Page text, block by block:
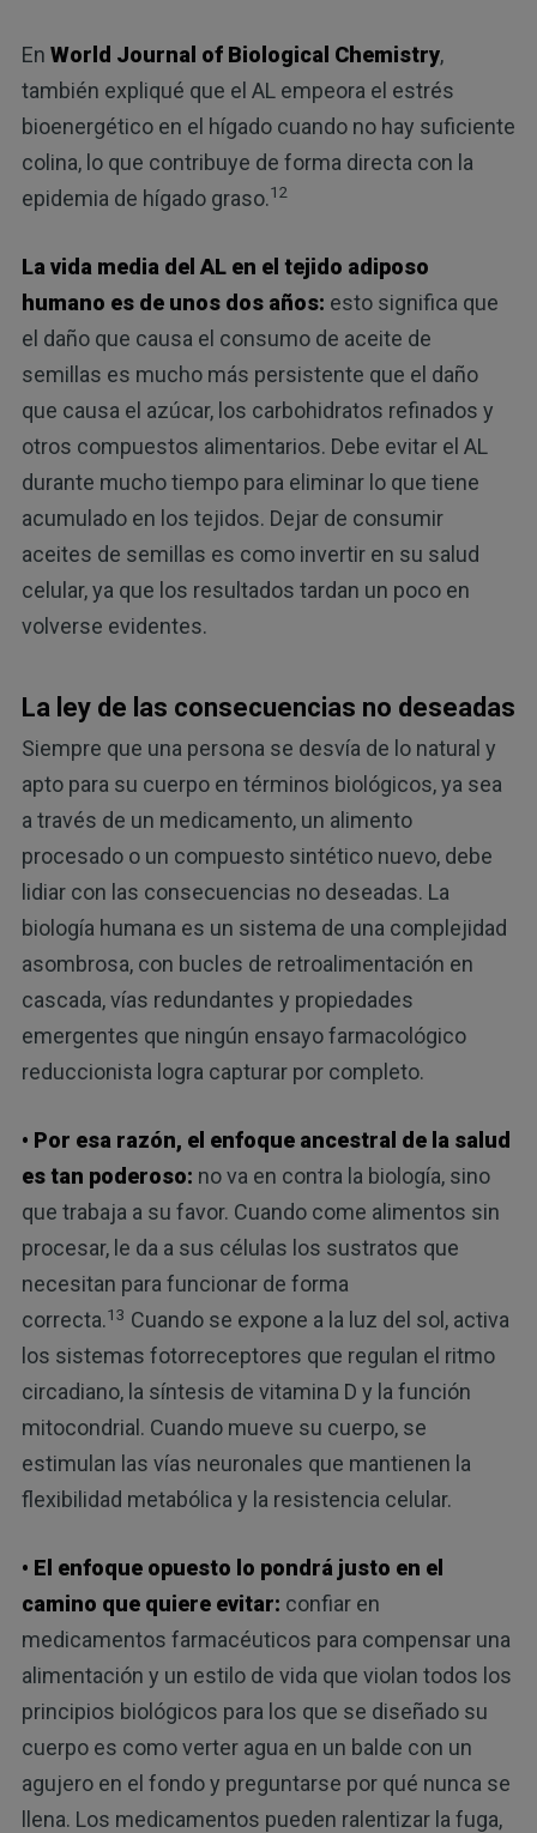
En World Journal of Biological Chemistry,
también expliqué que el AL empeora el estrés
bioenergético en el hígado cuando no hay suficiente
colina, lo que contribuye de forma directa con la
epidemia de hígado graso.12
La vida media del AL en el tejido adiposo
humano es de unos dos años: esto significa que
el daño que causa el consumo de aceite de
semillas es mucho más persistente que el daño
que causa el azúcar, los carbohidratos refinados y
otros compuestos alimentarios. Debe evitar el AL
durante mucho tiempo para eliminar lo que tiene
acumulado en los tejidos. Dejar de consumir
aceites de semillas es como invertir en su salud
celular, ya que los resultados tardan un poco en
volverse evidentes.
La ley de las consecuencias no deseadas
Siempre que una persona se desvía de lo natural y
apto para su cuerpo en términos biológicos, ya sea
a través de un medicamento, un alimento
procesado o un compuesto sintético nuevo, debe
lidiar con las consecuencias no deseadas. La
biología humana es un sistema de una complejidad
asombrosa, con bucles de retroalimentación en
cascada, vías redundantes y propiedades
emergentes que ningún ensayo farmacológico
reduccionista logra capturar por completo.
• Por esa razón, el enfoque ancestral de la salud
es tan poderoso: no va en contra la biología, sino
que trabaja a su favor. Cuando come alimentos sin
procesar, le da a sus células los sustratos que
necesitan para funcionar de forma
correcta.13 Cuando se expone a la luz del sol, activa
los sistemas fotorreceptores que regulan el ritmo
circadiano, la síntesis de vitamina D y la función
mitocondrial. Cuando mueve su cuerpo, se
estimulan las vías neuronales que mantienen la
flexibilidad metabólica y la resistencia celular.
• El enfoque opuesto lo pondrá justo en el
camino que quiere evitar: confiar en
medicamentos farmacéuticos para compensar una
alimentación y un estilo de vida que violan todos los
principios biológicos para los que se diseñado su
cuerpo es como verter agua en un balde con un
agujero en el fondo y preguntarse por qué nunca se
llena. Los medicamentos pueden ralentizar la fuga,